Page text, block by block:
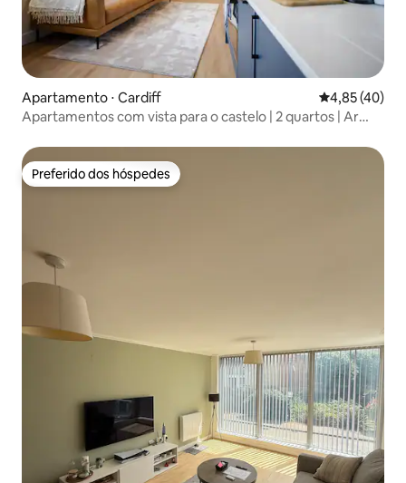
Apartamento ⋅ Cardiff 4,85 de uma
4,85 (40)
Apartamentos com vista para o castelo | 2 quartos | Ar
Preferido dos hóspedes
Preferido dos hóspedes